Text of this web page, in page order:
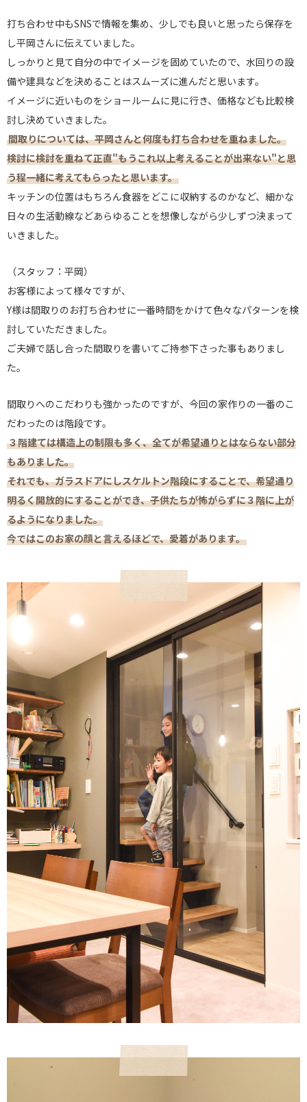
打ち合わせ中もSNSで情報を集め、少しでも良いと思ったら保存を
し平岡さんに伝えていました。
しっかりと見て自分の中でイメージを固めていたので、水回りの設
備や建具などを決めることはスムーズに進んだと思います。
イメージに近いものをショールームに見に行き、価格なども比較検
討し決めていきました。
間取りについては、平岡さんと何度も打ち合わせを重ねました。
検討に検討を重ねて正直"もうこれ以上考えることが出来ない"と思
う程一緒に考えてもらったと思います。
キッチンの位置はもちろん食器をどこに収納するのかなど、細かな
日々の生活動線などあらゆることを想像しながら少しずつ決まって
いきました。
（スタッフ：平岡）
お客様によって様々ですが、
Y様は間取りのお打ち合わせに一番時間をかけて色々なパターンを検
討していただきました。
ご夫婦で話し合った間取りを書いてご持参下さった事もありまし
た。
間取りへのこだわりも強かったのですが、今回の家作りの一番のこ
だわったのは階段です。
３階建ては構造上の制限も多く、全てが希望通りとはならない部分
もありました。
それでも、ガラスドアにしスケルトン階段にすることで、希望通り
明るく開放的にすることができ、子供たちが怖がらずに３階に上が
るようになりました。
今ではこのお家の顔と言えるほどで、愛着があります。